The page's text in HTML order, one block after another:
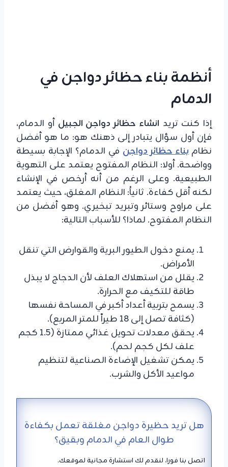
أنظمة بناء حظائر دواجن في
الدمام
إذا كنت تريد انشاء حظائر دواجن الجبيل أو الدمام،
فإن أول سؤال يتبادر إلى ذهنك هو: ما هو أفضل
نظام بناء حظائر دواجن في الدمام؟ الإجابة بسيطة
وواضحة. أولا: النظام المفتوح يعتمد على التهوية
الطبيعية. وعلى الرغم من أنه أرخص في الإنشاء
لكنه أقل كفاءة. ثانياُ: النظام المغلق، حيث يعتمد
على مراوح وستائر وتبريد تبخيري. وهو أفضل من
النظام المفتوح. لماذا؟ للأسباب التالية:
يمنع دخول الطيور البرية والقوارض التي تنقل
الأمراض.
يقلل من استهلاك العلف لأن الدجاج لا يبذل
طاقة للتكيف مع الحرارة.
يسمح بتربية أعداد أكبر في المساحة نفسها
(كثافة تصل إلى 18 طيراً للمتر المربع).
يحقق معدلات تحويل غذائي ممتازة (1.5 كجم
علف لكل كجم لحم).
يمكن تشغيل الإضاءة الصناعية لتنظيم
مواعيد الأكل والشرب.
هل تريد حظيرة دواجن مغلقة تعمل بكفاءة
طوال العام في الدمام وبقيق؟
اتصل بنا فورا، لنقدم لك استشارة مجانية لموقعك.